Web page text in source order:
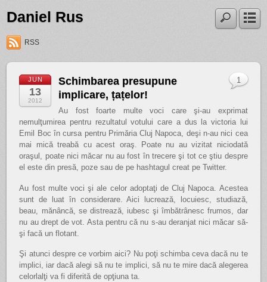
Daniel Rus
RSS
JUN
13
2012
Schimbarea presupune
implicare, țațelor!
Au fost foarte multe voci care şi-au exprimat
nemulţumirea pentru rezultatul votului care a dus la victoria lui
Emil Boc în cursa pentru Primăria Cluj Napoca, deşi n-au nici cea
mai mică treabă cu acest oraş. Poate nu au vizitat niciodată
oraşul, poate nici măcar nu au fost în trecere şi tot ce ştiu despre
el este din presă, poze sau de pe hashtagul creat pe Twitter.
Au fost multe voci şi ale celor adoptaţi de Cluj Napoca. Acestea
sunt de luat în considerare. Aici lucrează, locuiesc, studiază,
beau, mănâncă, se distrează, iubesc şi îmbătrânesc frumos, dar
nu au drept de vot. Asta pentru că nu s-au deranjat nici măcar să-
şi facă un flotant.
Şi atunci despre ce vorbim aici? Nu poţi schimba ceva dacă nu te
implici, iar dacă alegi să nu te implici, să nu te mire dacă alegerea
celorlalţi va fi diferită de opţiuna ta.
1